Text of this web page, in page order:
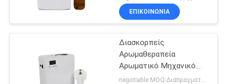
ΕΠΙΚΟΙΝΩΝΊΑ
Διασκορπείς
Αρωμαθεραπεία
Αρωματικό Μηχανικό
Αέρα 500 ml Λευκό 800-